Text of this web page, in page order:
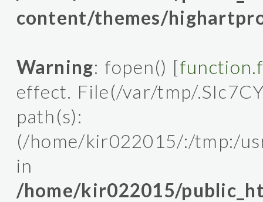
content/themes/
Warning: fopen() [
effect. File(/var/tmp/
path(s):
(/home/kir022015/:/tmp:/
in
/home/kir022015/